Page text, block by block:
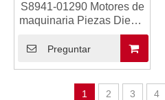
S8941-01290 Motores de
maquinaria Piezas Diesel
Motor Piezas Sensor de
velocidad S8941-01290
para Hino J05E J08E
Preguntar
1 2 3 4